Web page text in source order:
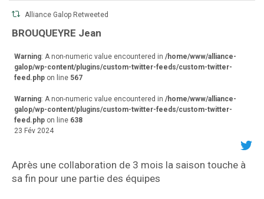
Alliance Galop Retweeted
BROUQUEYRE Jean
Warning: A non-numeric value encountered in /home/www/alliance-
galop/wp-content/plugins/custom-twitter-feeds/custom-twitter-
feed.php on line 567
Warning: A non-numeric value encountered in /home/www/alliance-
galop/wp-content/plugins/custom-twitter-feeds/custom-twitter-
feed.php on line 638
23 Fév 2024
Après une collaboration de 3 mois la saison touche à
sa fin pour une partie des équipes